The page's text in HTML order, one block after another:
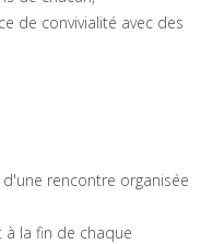
de convivialité avec des
rencontre organisée
à la fin de chaque